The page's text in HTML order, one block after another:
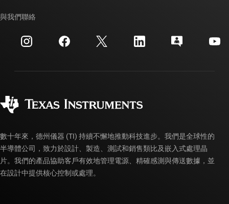
投資人關系
製造
交互參考搜索
客戶支援中心
myTI 帳戶常見問題解答
訂購 FAQ
與我們聯絡
數十年來，德州儀器 (TI) 持續不懈地推動科技進步。我們是全球性的
半導體公司，致力於設計、製造、測試和銷售類比及嵌入式處理晶
片。我們的產品協助客戶有效地管理電源、精確感測與傳送數據，並
在設計中提供核心控制或處理。